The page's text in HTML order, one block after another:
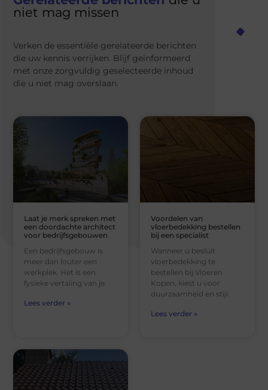
niet mag missen
Verken de essentiële gerelateerde berichten
die uw kennis verrijken. Blijf geïnformeerd
met onze zorgvuldig geselecteerde inhoud
die u niet mag overslaan.
Laat je merk spreken met
een doordachte architect
voor bedrijfsgebouwen
Een bedrijfsgebouw is
meer dan louter een
werkplek. Het is een
fysieke vertaling van je
Lees verder »
Voordelen van
vloerbedekking bestellen
bij een specialist
Wanneer u besluit
vloerbedekking te
bestellen bij Vloeren
Kopen, kiest u voor
duurzaamheid en stijl.
Lees verder »